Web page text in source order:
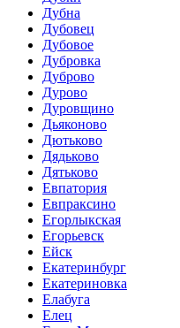
Дубна
Дубовец
Дубовое
Дубровка
Дуброво
Дурово
Дуровщино
Дьяконово
Дютьково
Дядьково
Дятьково
Евпатория
Евпраксино
Егорлыкская
Егорьевск
Ейск
Екатеринбург
Екатериновка
Елабуга
Елец